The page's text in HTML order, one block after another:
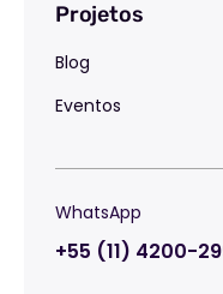
Projetos
Blog
Eventos
WhatsApp
+55 (11) 4200-